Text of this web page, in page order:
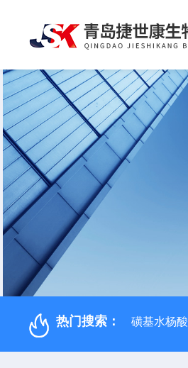
热门搜索： 磺基水杨酸